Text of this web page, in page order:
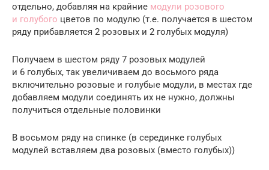
отдельно, добавляя на крайние модули розового
и голубого цветов по модулю (т.е. получается в шестом
ряду прибавляется 2 розовых и 2 голубых модуля)
Получаем в шестом ряду 7 розовых модулей
и 6 голубых, так увеличиваем до восьмого ряда
включительно розовые и голубые модули, в местах где
добавляем модули соединять их не нужно, должны
получиться отдельные половинки
В восьмом ряду на спинке (в серединке голубых
модулей вставляем два розовых (вместо голубых))